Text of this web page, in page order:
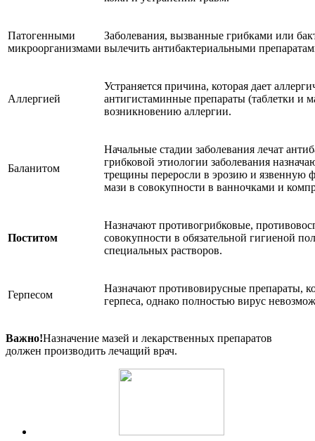
Патогенными
микроорганизмами
Заболевания, вызванные грибками или
вылечить антибактериальными
Аллергией
Устраняется причина, которая дает
антигистаминные препараты (таблетки и
возникновению аллергии.
Баланитом
Начальные стадии заболевания лечат
грибковой этиологии заболевания
трещины переросли в эрозию и язвенную
мази в совокупности в ванночками и
Поститом
Назначают противогрибковые,
совокупности в обязательной гигиеной
специальных растворов.
Герпесом
Назначают противовирусные препараты,
герпеса, однако полностью вирус
Важно!Назначение мазей и лекарственных препаратов
должен производить лечащий врач.